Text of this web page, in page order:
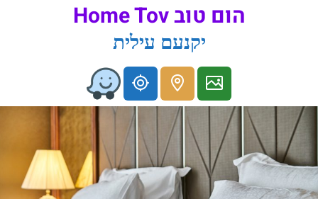
הום טוב Home Tov
יקנעם עילית